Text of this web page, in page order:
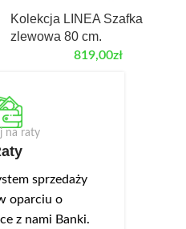
Kolekcja LINEA Szafka
zlewowa 80 cm.
819,00zł
na raty
sprzedaży
oparciu o
z nami Banki.